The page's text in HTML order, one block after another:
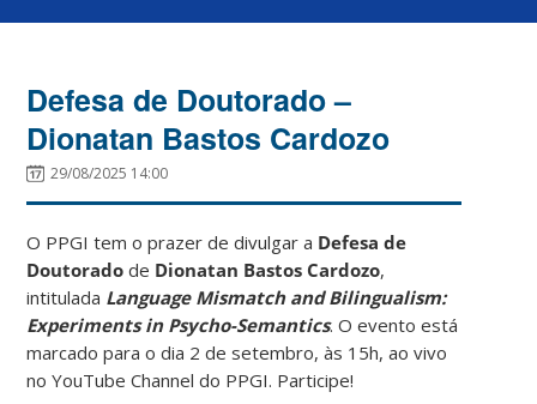
Defesa de Doutorado –
Dionatan Bastos Cardozo
29/08/2025 14:00
O PPGI tem o prazer de divulgar a Defesa de
Doutorado de Dionatan Bastos Cardozo,
intitulada Language Mismatch and Bilingualism:
Experiments in Psycho-Semantics. O evento está
marcado para o dia 2 de setembro, às 15h, ao vivo
no YouTube Channel do PPGI. Participe!